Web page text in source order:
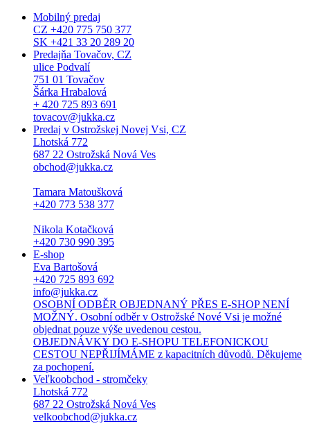
Mobilný predaj
CZ +420 775 750 377
SK +421 33 20 289 20
Predajňa Tovačov, CZ
ulice Podvalí
751 01 Tovačov
Šárka Hrabalová
+ 420 725 893 691
tovacov@jukka.cz
Predaj v Ostrožskej Novej Vsi, CZ
Lhotská 772
687 22 Ostrožská Nová Ves
obchod@jukka.cz
Tamara Matoušková
+420 773 538 377
Nikola Kotačková
+420 730 990 395
E-shop
Eva Bartošová
+420 725 893 692
info@jukka.cz
OSOBNÍ ODBĚR OBJEDNANÝ PŘES E-SHOP NENÍ
MOŽNÝ. Osobní odběr v Ostrožské Nové Vsi je možné
objednat pouze výše uvedenou cestou.
OBJEDNÁVKY DO E-SHOPU TELEFONICKOU
CESTOU NEPŘIJÍMÁME z kapacitních důvodů. Děkujeme
za pochopení.
Veľkoobchod - stromčeky
Lhotská 772
687 22 Ostrožská Nová Ves
velkoobchod@jukka.cz